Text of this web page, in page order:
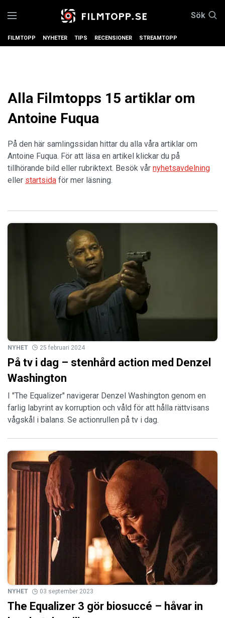
Sök
FILMTOPP NYHETER TIPS RECENSIONER STREAMTOPP
Alla Filmtopps 15 artiklar om
Antoine Fuqua
På den här samlingssidan hittar du alla våra artiklar om
Antoine Fuqua. För att läsa en artikel klickar du på
tillhörande bild eller rubriktext. Besök vår nyhetsavdelning
eller startsida för mer läsning.
NYHET 25 februari 2024
På tv i dag – stenhård action med Denzel
Washington
I "The Equalizer" navigerar Denzel Washington genom en
farlig labyrint av korruption och våld för att hålla rättvisans
vågskål i balans. Se actionrullen på tv i dag.
NYHET 03 september 2023
The Equalizer 3 gör biosuccé – håvar in